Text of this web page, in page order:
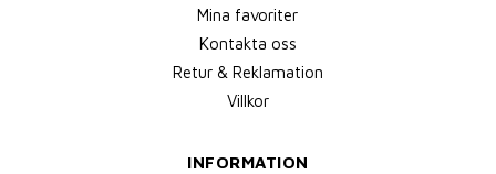
Mina favoriter
Kontakta oss
Retur & Reklamation
Villkor
INFORMATION